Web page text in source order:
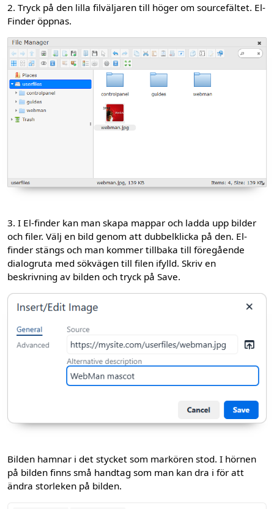
2. Tryck på den lilla filväljaren till höger om sourcefältet. El-
Finder öppnas.
3. I El-finder kan man skapa mappar och ladda upp bilder
och filer. Välj en bild genom att dubbelklicka på den. El-
finder stängs och man kommer tillbaka till föregående
dialogruta med sökvägen till filen ifylld. Skriv en
beskrivning av bilden och tryck på Save.
Bilden hamnar i det stycket som markören stod. I hörnen
på bilden finns små handtag som man kan dra i för att
ändra storleken på bilden.